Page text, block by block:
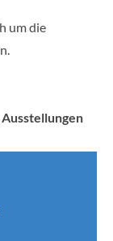
um die